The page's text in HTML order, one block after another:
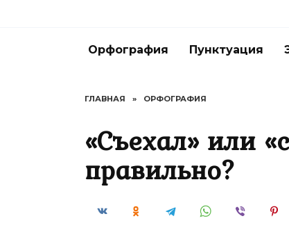
Орфография Пунктуация
ГЛАВНАЯ » ОРФОГРАФИЯ
«Съехал» или
правильно?